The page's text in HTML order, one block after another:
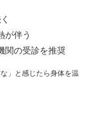
が伴う
関の受診を推奨
」と感じたら身体を温